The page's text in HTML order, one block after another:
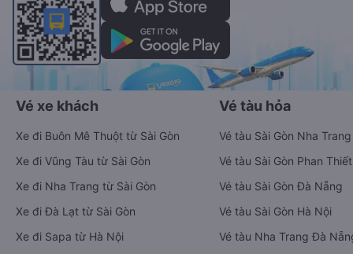
Vé xe khách
Xe đi Buôn Mê Thuột từ Sài Gòn
Xe đi Vũng Tàu từ Sài Gòn
Xe đi Nha Trang từ Sài Gòn
Xe đi Đà Lạt từ Sài Gòn
Xe đi Sapa từ Hà Nội
Vé tàu hỏa
Vé tàu Sài Gòn Nha Trang
Vé tàu Sài Gòn Phan Thiết
Vé tàu Sài Gòn Đà Nẵng
Vé tàu Sài Gòn Hà Nội
Vé tàu Nha Trang Đà